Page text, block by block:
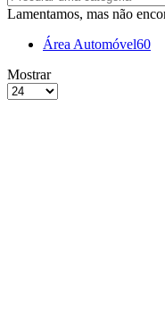
Lamentamos, mas não
Área Automóvel60
grelha
de
Lista
Mostrar
Produtos